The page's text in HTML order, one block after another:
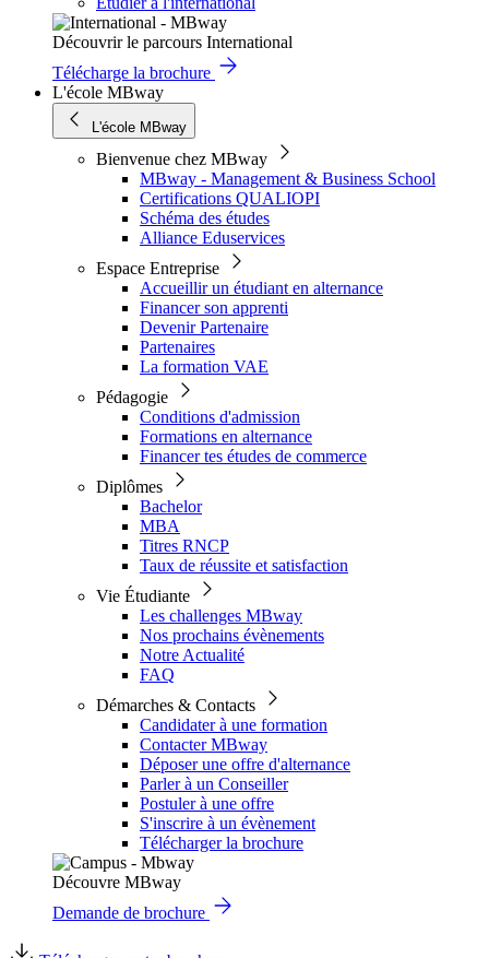
Découvrir le parcours International
Télécharge la brochure
L'école MBway
L'école MBway
Bienvenue chez MBway
MBway - Management & Business School
Certifications QUALIOPI
Schéma des études
Alliance Eduservices
Espace Entreprise
Accueillir un étudiant en alternance
Financer son apprenti
Devenir Partenaire
Partenaires
La formation VAE
Pédagogie
Conditions d'admission
Formations en alternance
Financer tes études de commerce
Diplômes
Bachelor
MBA
Titres RNCP
Taux de réussite et satisfaction
Vie Étudiante
Les challenges MBway
Nos prochains évènements
Notre Actualité
FAQ
Démarches & Contacts
Candidater à une formation
Contacter MBway
Déposer une offre d'alternance
Parler à un Conseiller
Postuler à une offre
S'inscrire à un évènement
Télécharger la brochure
Découvre MBway
Demande de brochure